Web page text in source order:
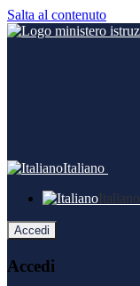
Salta al contenuto
Italiano
Italiano
Accedi
Accedi